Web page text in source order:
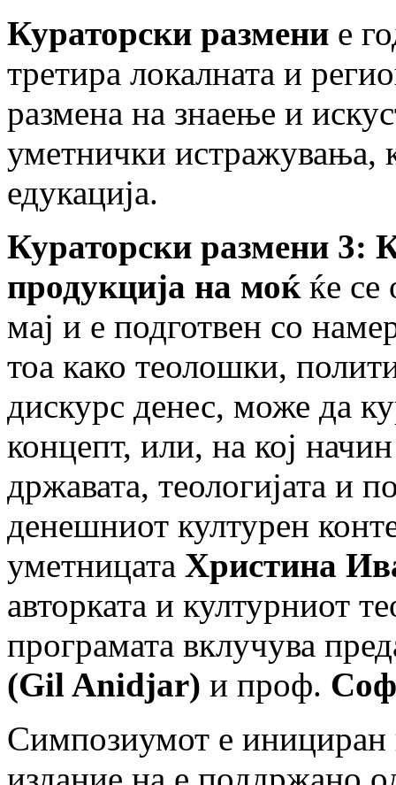
Кураторски размени е
третира локалната и
размена на знаење и
уметнички истражувања,
едукација.
Кураторски размени 3:
продукција на моќќе се
мај и е подготвен со
тоа како теолошки,
дискурс денес, може да
концепт, или, на кој
државата, теологијата и
денешниот културен
уметницата Христина
авторката и културниот
програмата вклучува
(Gil Anidjar) и проф.
Симпозиумот е инициран